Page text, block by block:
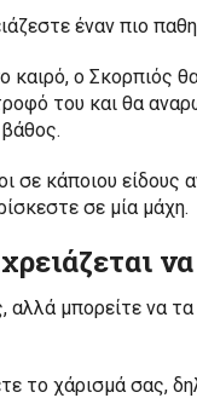
έναν πιο
ο Σκορπιός
του και θα
σε κάποιου είδους
σε μία μάχη.
μπορείτε να
το χάρισμά σας,